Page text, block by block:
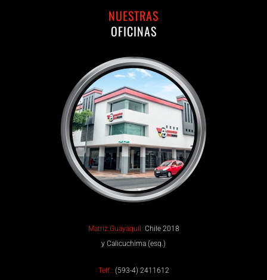
NUESTRAS
OFICINAS
Matriz Guayaquil: Chile 2018
y Calicuchima (esq.)
Telf.: (593-4) 2411612